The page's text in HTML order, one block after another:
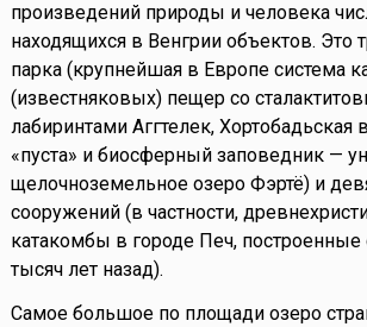
произведений природы и человека
находящихся в Венгрии объектов. Это
парка (крупнейшая в Европе система
(известняковых) пещер со
лабиринтами Аггтелек, Хортобадьская
«пуста» и биосферный заповедник —
щелочноземельное озеро Фэртё) и
сооружений (в частности,
катакомбы в городе Печ,
тысяч лет назад).
Самое большое по площади озеро